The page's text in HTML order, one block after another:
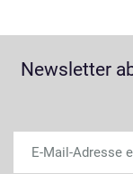
Newsletter